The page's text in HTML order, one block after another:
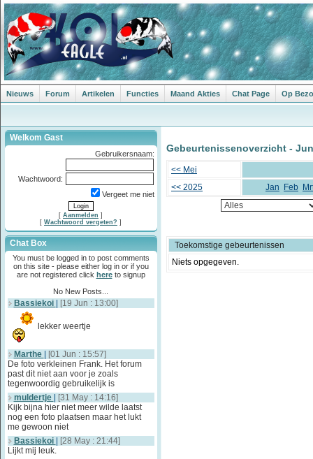
Nieuws Forum Artikelen Functies Maand Akties Chat Page Op
Welkom Gast
Gebruikersnaam:
Wachtwoord:
Vergeet me niet
[ Aanmelden ]
[ Wachtwoord vergeten? ]
Chat Box
You must be logged in to post comments
on this site - please either log in or if you
are not registered click hereto signup
No New Posts...
Bassiekoi [19 Jun : 13:00]
lekker weertje
Marthe
[01 Jun : 15:57]
De foto verkleinen Frank. Het forum
past dit niet aan voor je zoals
tegenwoordig gebruikelijk is
muldertje
[31 May : 14:16]
Kijk bijna hier niet meer wilde laatst
nog een foto plaatsen maar het lukt
me gewoon niet
Bassiekoi
[28 May : 21:44]
Lijkt mij leuk.
Gebeurtenissenoverzicht -
<< Mei
<< 2025
Jan Feb
Toekomstige gebeurtenissen
Niets opgegeven.